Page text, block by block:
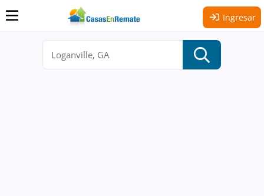
Ingresar